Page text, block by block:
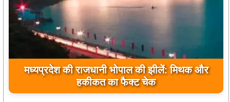
मध्यप्रदेश की राजधानी भोपाल की झीलें: मिथक और
हकीकत का फैक्ट चेक
मुख्यमंत्री डॉ. मोहन यादव ने मऊगंज के बहुती जलप्रपात
का अवलोकन कर पर्यटन विकास की दिशा में उठाया कदम